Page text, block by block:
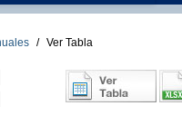
/ Ver Tabla